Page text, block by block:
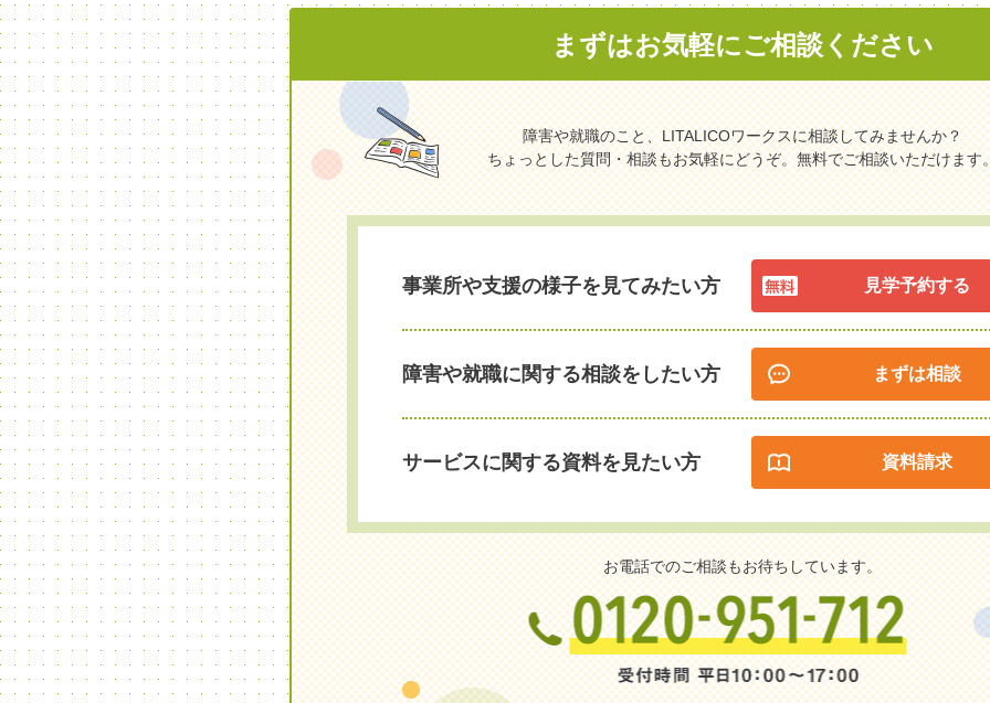
まずはお気軽にご相談ください
障害や就職のこと、LITALICOワークスに相談してみませんか？
ちょっとした質問・相談もお気軽にどうぞ。無料でご相談いただけます
事業所や支援の様子を見てみたい方 見学予約する
障害や就職に関する相談をしたい方 まずは相談
サービスに関する資料を見たい方 資料請求
お電話でのご相談もお待ちしています。